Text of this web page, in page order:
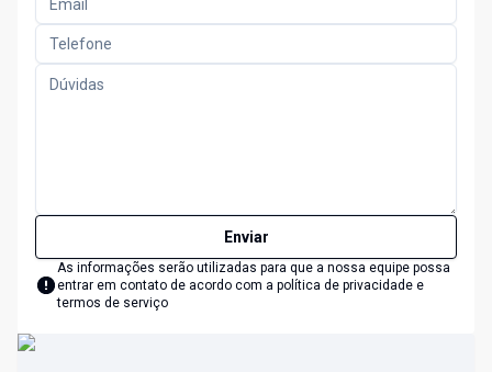
Enviar
As informações serão utilizadas para que a nossa equipe possa
entrar em contato de acordo com a política de privacidade e
termos de serviço